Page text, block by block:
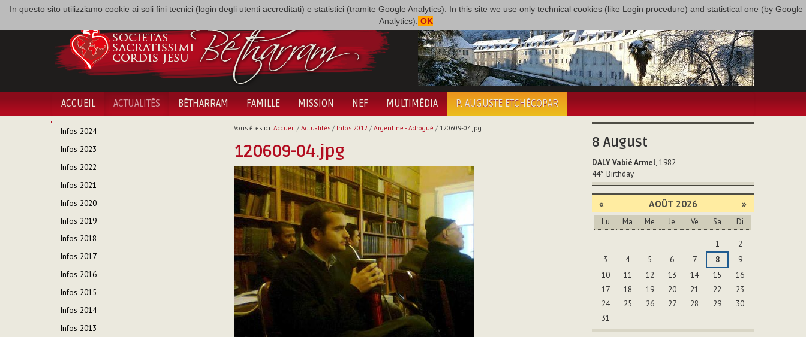
In questo sito utilizziamo cookie ai soli fini tecnici (login degli utenti accreditati) e statistici (tramite Google Analytics). In this site we use only technical cookies (like Login procedure) and statistical one (by Google
Analytics). OK
ACCUEIL ACTUALITÉS BÉTHARRAM FAMILLE MISSION NEF MULTIMÉDIA P. AUGUSTE ETCHÉCOPAR
NAVIGATION
Infos 2024
Infos 2023
Infos 2022
Infos 2021
Infos 2020
Infos 2019
Infos 2018
Infos 2017
Infos 2016
Infos 2015
Infos 2014
Infos 2013
Vous êtes ici :Accueil/ Actualités/ Infos 2012 / Argentine - Adrogué / 120609-04.jpg
120609-04.jpg 8 August
DALY Vabié Armel, 1982
44° Birthday
« AOÛT 2026 »
Lu Ma Me Je Ve Sa Di
1
2
3
4 5 6 7 8
9
10
11 12 13 14 15
16
17
18 19 20 21 22
23
24
25 26 27 28 29
30
31